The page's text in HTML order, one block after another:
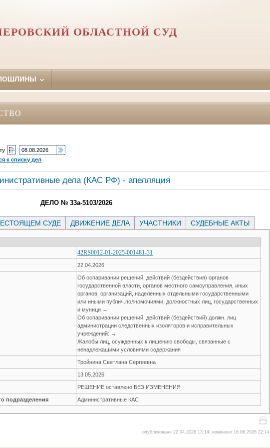
ОБЛАСТНОЙ СУД
к списку дел
дела (КАC РФ) - апелляция
ДЕЛО № 33а-5103/2026
СУДЕ ДВИЖЕНИЕ ДЕЛА УЧАСТНИКИ СУДЕБНЫЕ АКТЫ
42RS0012-01-2025-001481-31
22.04.2026
Об оспаривании решений, действий (бездействия) органов
государственной власти, органов местного самоуправления, иных
органов, организаций, наделенных отдельными государственными
или иными публич.полномочиями, должностных лиц, государственных
и муници →
Об оспаривании решений, действий (бездействий) должн. лиц
администрации следственных изоляторов и исправительных
учреждений: →
Жалобы лиц, осужденных к лишению свободы, связанные с
ненадлежащими условиями содержания
Тройнина Светлана Сергеевна
13.05.2026
РЕШЕНИЕ оставлено БЕЗ ИЗМЕНЕНИЯ
подразделения Административные КАС
опубликовано 22.04.2026 13:14, изменено 16.06.2026 22:14